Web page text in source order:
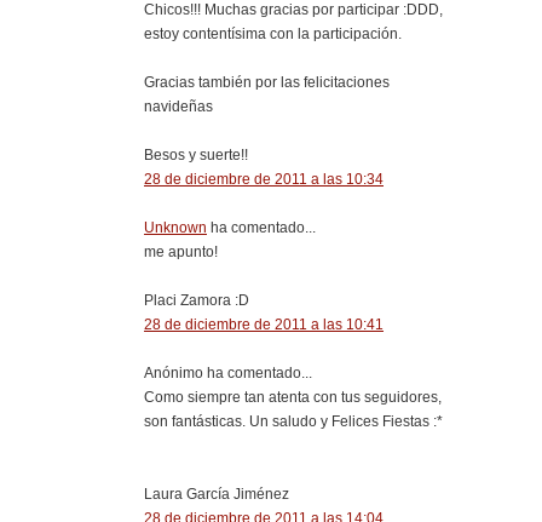
Chicos!!! Muchas gracias por participar :DDD,
estoy contentísima con la participación.
Gracias también por las felicitaciones
navideñas
Besos y suerte!!
28 de diciembre de 2011 a las 10:34
Unknown ha comentado...
me apunto!
Placi Zamora :D
28 de diciembre de 2011 a las 10:41
Anónimo ha comentado...
Como siempre tan atenta con tus seguidores,
son fantásticas. Un saludo y Felices Fiestas :*
Laura García Jiménez
28 de diciembre de 2011 a las 14:04